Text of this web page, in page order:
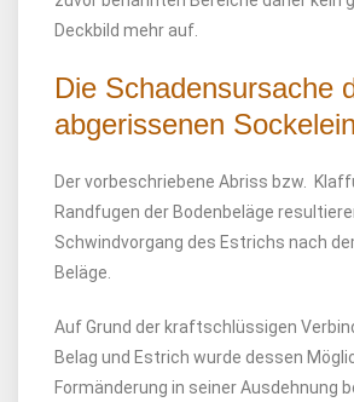
Deckbild mehr auf.
Die Schadensursache
abgerissenen
Der vorbeschriebene Abriss bzw.
Randfugen der Bodenbeläge
Schwindvorgang des Estrichs nach
Beläge.
Auf Grund der kraftschlüssigen
Belag und Estrich wurde dessen
Formänderung in seiner Ausdehnung